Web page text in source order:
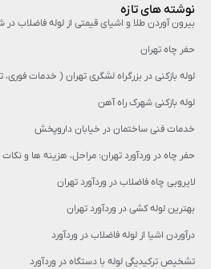
نوشته های تازه
بیرون آوردن طلا و اشیای قیمتی از لوله فاضلاب
حفر چاه تهران
لوله بازکنی در بزرگراه لشگری تهران ( خدمات
لوله بازکنی شهرک راه آهن
خدمات فنی ساختمان در خیابان داروپخش
حفر چاه در وردآورد تهران: مراحل، هزینه‌ ها و
لایروبی چاه فاضلاب در وردآورد تهران
بهترین لوله کشی در وردآورد تهران
درآوردن اشیا از لوله فاضلاب در وردآورد
تشخیص ترکیدیگی لوله با دستگاه در وردآورد